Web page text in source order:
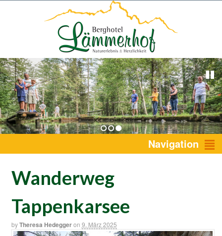
1 2 3 Navigation
Wanderweg
Tappenkarsee
byTheresa Hedeggeron 9. März 2025